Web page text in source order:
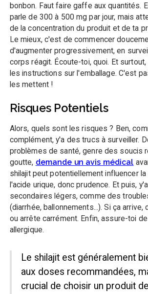
bonbon. Faut faire gaffe aux quantités.
parle de 300 à 500 mg par jour, mais
de la concentration du produit et de ta
Le mieux, c'est de commencer
d'augmenter progressivement, en
corps réagit. Écoute-toi, quoi. Et
les instructions sur l'emballage. C'est
les mettent !
Risques Potentiels
Alors, quels sont les risques ? Ben,
complément, y'a des trucs à surveiller.
problèmes de santé, genre des soucis
goutte, demande un avis médical
shilajit peut potentiellement influencer
l'acide urique, donc prudence. Et puis,
secondaires légers, comme des
(diarrhée, ballonnements...). Si ça arrive,
ou arrête carrément. Enfin, assure-toi
allergique.
Le shilajit est généralement
aux doses recommandées,
crucial de choisir un produit